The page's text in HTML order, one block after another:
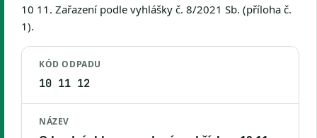
10 11. Zařazení podle vyhlášky č. 8/2021 Sb. (příloha č.
1).
KÓD ODPADU
10 11 12
NÁZEV